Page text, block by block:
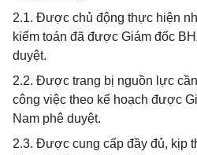
2.1. Được chủ động thực hiện
kiểm toán đã được Giám đốc
duyệt.
2.2. Được trang bị nguồn lực
công việc theo kế hoạch được
Nam phê duyệt.
2.3. Được cung cấp đầy đủ, kịp